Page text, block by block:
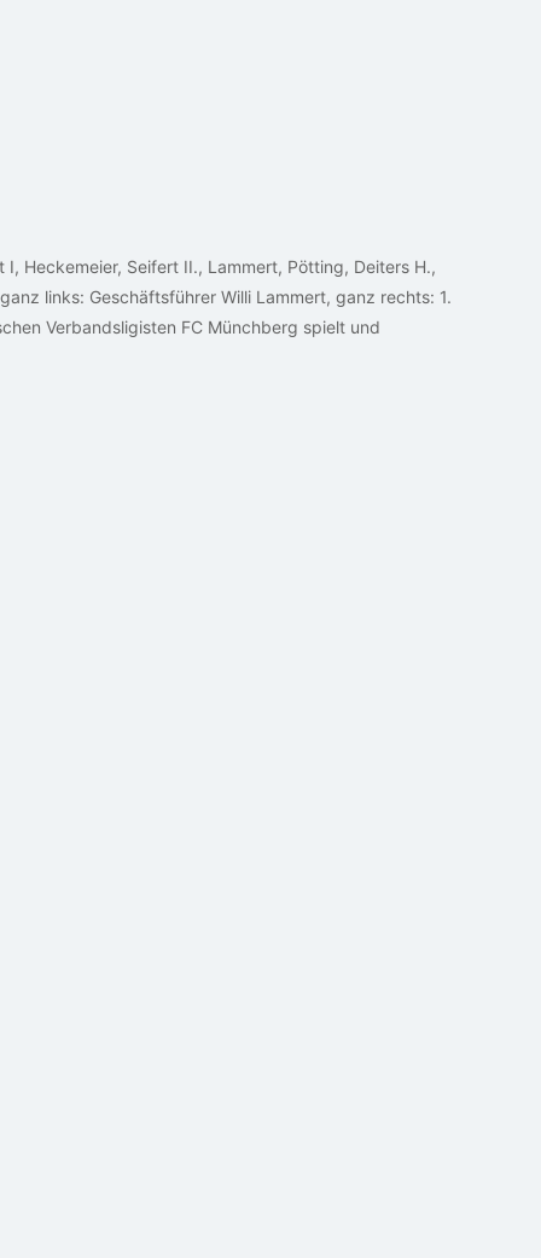
Heckemeier, Seifert II., Lammert, Pötting, Deiters H.,
links: Geschäftsführer Willi Lammert, ganz rechts: 1.
Verbandsligisten FC Münchberg spielt und